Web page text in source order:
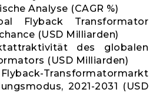
Analyse (CAGR %)
Flyback Transformator
(USD Milliarden)
des globalen
(USD Milliarden)
Flyback-Transformatormarkt
2021-2031 (USD